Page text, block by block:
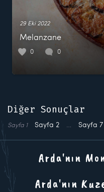
29 Eki 2022
Melanzane
0 0
Diğer Sonuçlar
Sayfa 1 Sayfa 2 … Sayfa 7
Arda'nın
Arda'nın